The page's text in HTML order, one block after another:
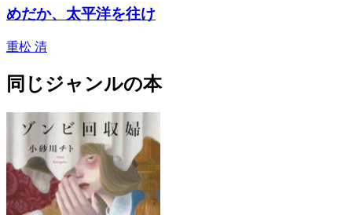
めだか、太平洋を往け
重松 清
同じジャンルの本